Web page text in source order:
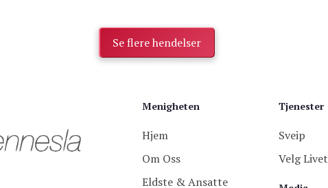
Se flere hendelser
Menigheten
Hjem
Om Oss
Eldste & Ansatte
Tjenester
Sveip
Velg Livet